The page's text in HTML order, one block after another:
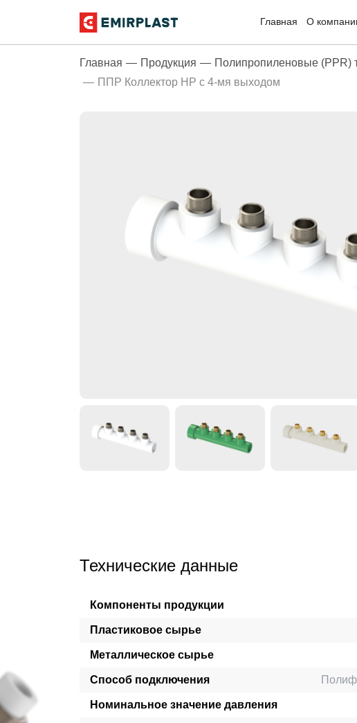
Главная О
Главная Продукция Полипропиленовые (PPR)
ППР Коллектор НР с 4-мя выходом
Технические данные
Компоненты продукции
Пластиковое сырье
Металлическое сырье
Способ подключения
Номинальное значение давления